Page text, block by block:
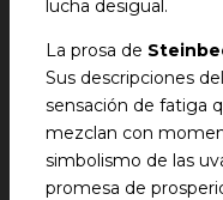
lucha desigual.
La prosa de
Sus descripciones
sensación de fatiga
mezclan con
simbolismo de las
promesa de